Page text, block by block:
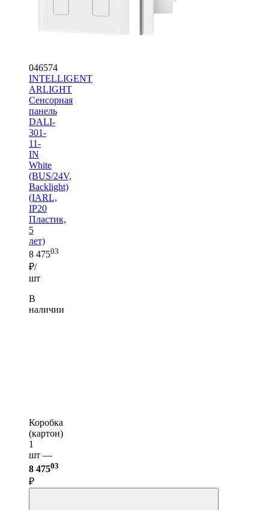
046574
INTELLIGENT
ARLIGHT
Сенсорная
панель
DALI-
301-
11-
IN
White
(BUS/24V,
Backlight)
(IARL,
IP20
Пластик,
5
лет)
8 47503
₽/
шт
В
наличии
Коробка
(картон)
1
шт —
8 47503
₽